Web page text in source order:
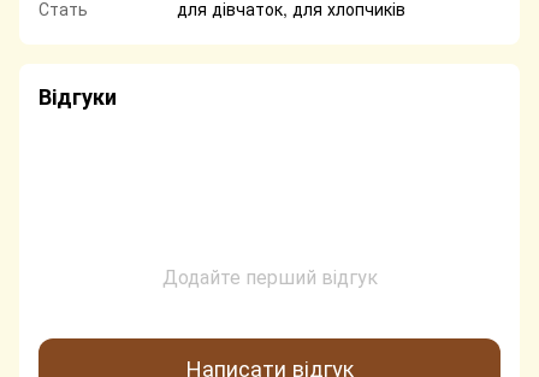
Стать
для дівчаток, для хлопчиків
Відгуки
Додайте перший відгук
Написати відгук